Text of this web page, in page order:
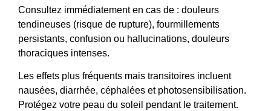
Consultez immédiatement en cas de : douleurs
tendineuses (risque de rupture), fourmillements
persistants, confusion ou hallucinations, douleurs
thoraciques intenses.
Les effets plus fréquents mais transitoires incluent
nausées, diarrhée, céphalées et photosensibilisation.
Protégez votre peau du soleil pendant le traitement.